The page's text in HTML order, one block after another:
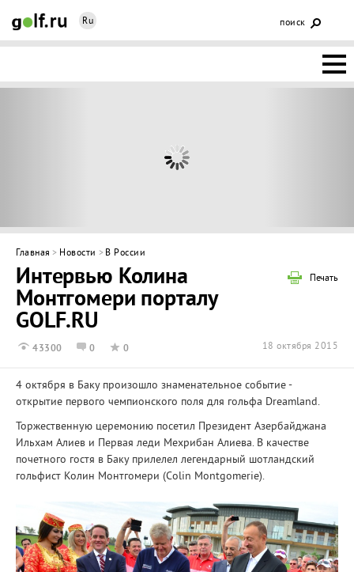
Ru поиск
ГОЛЬФ-
ИНТЕРАКТИВ
НЕДВИЖИМОСТЬ
Главная > Новости > В России
Печать
Интервью Колина
Монтгомери порталу
GOLF.RU
43300 0 0 18 октября 2015
4 октября в Баку произошло знаменательное событие -
открытие первого чемпионского поля для гольфа Dreamland.
Торжественную церемонию посетил Президент Азербайджана
Ильхам Алиев и Первая леди Мехрибан Алиева. В качестве
почетного гостя в Баку прилелел легендарный шотландский
гольфист Колин Монтгомери (Colin Montgomerie).